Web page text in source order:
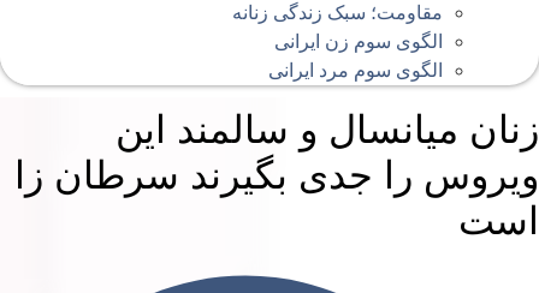
مقاومت؛ سبک زندگی زنانه
الگوی سوم زن ایرانی
الگوی سوم مرد ایرانی
میانسال و سالمند این
را جدی بگیرند سرطان زا